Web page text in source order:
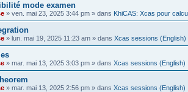
mode examen
» ven. mai 23, 2025 3:44 pm » dans KhiCAS: Xcas pour
» lun. mai 19, 2025 11:23 am » dans Xcas sessions (English)
» mar. mai 13, 2025 3:03 pm » dans Xcas sessions (English)
» mar. mai 13, 2025 2:56 pm » dans Xcas sessions (English)